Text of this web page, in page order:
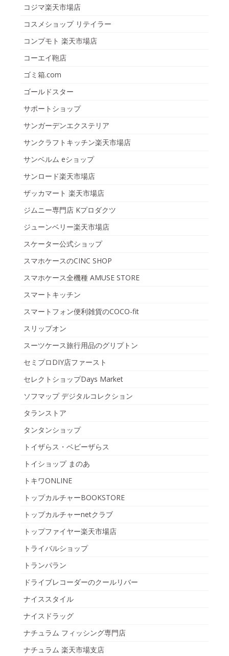
コジマ楽天市場店
コスメショップ リテイラー
コンプモト 楽天市場店
コーエイ鞄店
ゴミ箱.com
ゴールドスター
サポートショップ
サンガーデンエクステリア
サンクラフトキッチン楽天市場店
サンベルム eショップ
サンロード楽天市場店
ザッカマート 楽天市場店
ジムニー専門店 Kプロダクツ
ジューンベリー楽天市場店
スケーター公式ショップ
スマホケースのCINC SHOP
スマホケース全機種 AMUSE STORE
スマートキッチン
スマートフォン便利雑貨のCOCO-fit
スリップオン
スーツケース旅行用品のグリプトン
セミプロDIY店ファースト
セレクトショップDays Market
ソフマップ デジタルコレクション
タランストア
タンタンショップ
トイザらス・ベビーザらス
トイショップ まのあ
トキワONLINE
トップカルチャーBOOKSTORE
トップカルチャーnetクラブ
トップファイヤー楽天市場店
トライバルショップ
トランパラン
ドライブレコーダーのクールリバー
ナイススタイル
ナイスドラッグ
ナチュラム フィッシング専門店
ナチュラム 楽天市場支店